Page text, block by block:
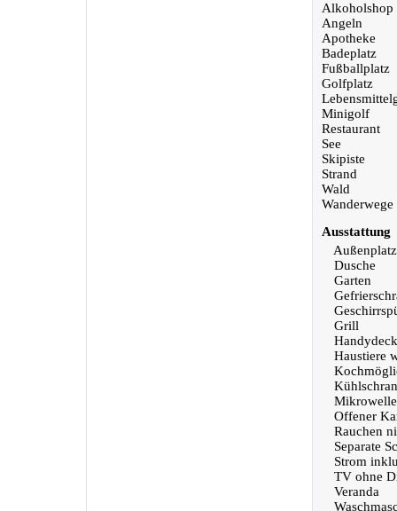
Alkoholshop
Angeln
Apotheke
Badeplatz
Fußballplatz
Golfplatz
Minigolf
Restaurant
See
Skipiste
Strand
Wald
Wanderwege
Ausstattung
Dusche
Garten
Grill
Haustiere
Mikrowelle
Offener
Rauchen
Separate
Strom
TV ohne
Veranda